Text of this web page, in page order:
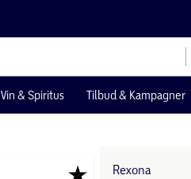
Vin & Spiritus Tilbud & Kampagner
Rexona